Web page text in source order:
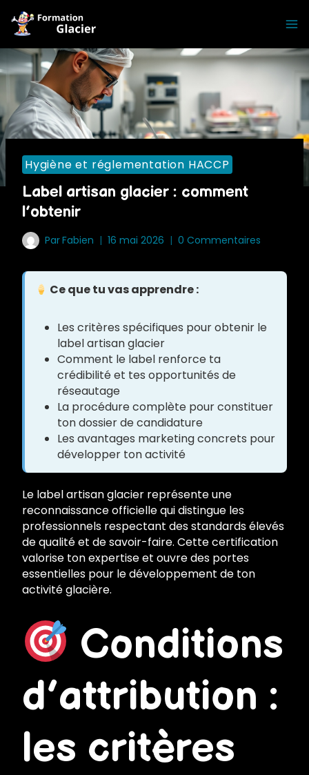
content
Hygiène et réglementation HACCP
Label artisan glacier : comment
l’obtenir
ParFabien 16 mai 2026 0 Commentaires
Ce que tu vas apprendre :
Les critères spécifiques pour obtenir le
label artisan glacier
Comment le label renforce ta
crédibilité et tes opportunités de
réseautage
La procédure complète pour constituer
ton dossier de candidature
Les avantages marketing concrets pour
développer ton activité
Le label artisan glacier représente une
reconnaissance officielle qui distingue les
professionnels respectant des standards élevés
de qualité et de savoir-faire. Cette certification
valorise ton expertise et ouvre des portes
essentielles pour le développement de ton
activité glacière.
Conditions
d’attribution :
les critères